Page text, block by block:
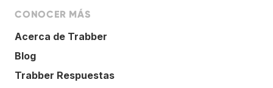
CONOCER MÁS
Acerca de Trabber
Blog
Trabber Respuestas